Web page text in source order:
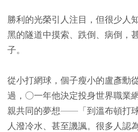
勝利的光榮引人注目，但很少人
黑的隧道中摸索、跌倒、病倒，
子。
從小打網球，個子瘦小的盧彥勳
過，○一年他決定投身世界職業
親共同的夢想——「到溫布頓打
人潑冷水、甚至譏諷。很多人認